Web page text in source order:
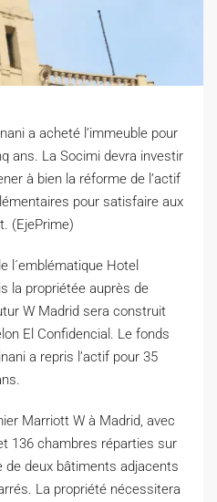
a acheté l’immeuble pour
ans. La Socimi devra investir
à bien la réforme de l’actif
pour satisfaire aux
(EjePrime)
l´emblématique Hotel
la propriétée auprès de
W Madrid sera construit
El Confidencial. Le fonds
a repris l’actif pour 35
Marriott W à Madrid, avec
136 chambres réparties sur
deux bâtiments adjacents
La propriété nécessitera